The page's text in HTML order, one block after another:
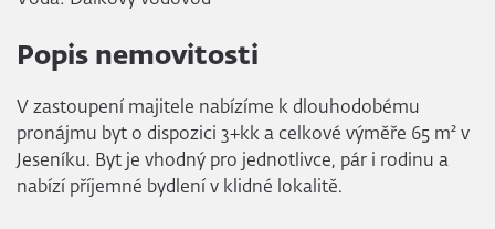
Popis nemovitosti
V zastoupení majitele nabízíme k dlouhodobému
pronájmu byt o dispozici 3+kk a celkové výměře 65 m² v
Jeseníku. Byt je vhodný pro jednotlivce, pár i rodinu a
nabízí příjemné bydlení v klidné lokalitě.